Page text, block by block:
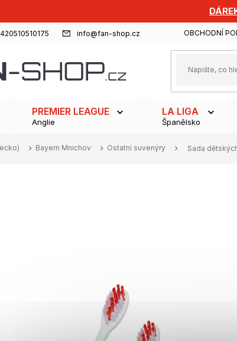
info@fan-shop.cz OBCHODNÍ
PREMIER LEAGUE
Anglie
LA LIGA
Španělsko
Bayern Mnichov Ostatní suvenýry Sada